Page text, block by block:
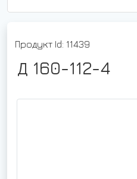
Продукт Id: 11439
Д 160-112-4